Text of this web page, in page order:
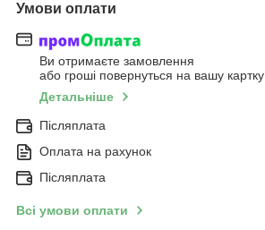
Умови оплати
Ви отримаєте замовлення
або гроші повернуться на вашу картку
Детальніше
Післяплата
Оплата на рахунок
Післяплата
Всі умови оплати